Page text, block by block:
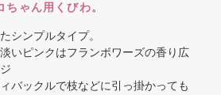
ちゃん用くびわ。
シンプルタイプ。
いピンクはフランボワーズの香り広
バックルで枝などに引っ掛かっても